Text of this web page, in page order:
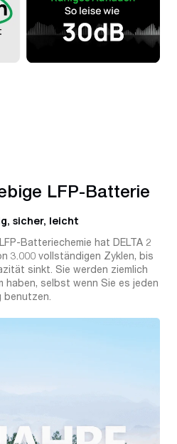
LFP-Batterie
sicher, leicht
Batteriechemie hat DELTA 2
3.000 vollständigen Zyklen, bis
sinkt. Sie werden ziemlich
haben, selbst wenn Sie es jeden
benutzen.